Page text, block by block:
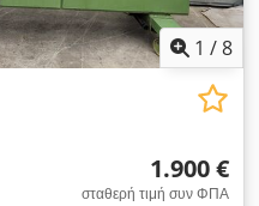
1 /8
1.900 €
σταθερή τιμή συν ΦΠΑ